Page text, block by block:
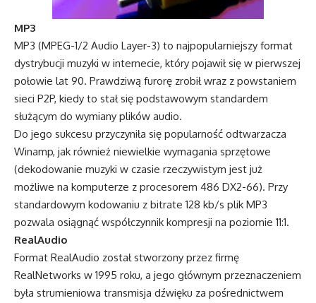
MP3
MP3 (MPEG-1/2 Audio Layer-3) to najpopularniejszy format
dystrybucji muzyki w internecie, który pojawił się w pierwszej
połowie lat 90. Prawdziwą furorę zrobił wraz z powstaniem
sieci P2P, kiedy to stał się podstawowym standardem
służącym do wymiany plików audio.
Do jego sukcesu przyczyniła się popularność odtwarzacza
Winamp, jak również niewielkie wymagania sprzętowe
(dekodowanie muzyki w czasie rzeczywistym jest już
możliwe na komputerze z procesorem 486 DX2-66). Przy
standardowym kodowaniu z bitrate 128 kb/s plik MP3
pozwala osiągnąć współczynnik kompresji na poziomie 11:1.
RealAudio
Format RealAudio został stworzony przez firmę
RealNetworks w 1995 roku, a jego głównym przeznaczeniem
była strumieniowa transmisja dźwięku za pośrednictwem